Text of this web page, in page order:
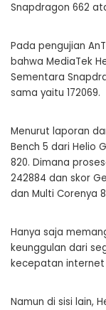
Snapdragon 662
Pada pengujian
bahwa MediaTek
Sementara
sama yaitu 172069.
Menurut laporan
Bench 5 dari Helio
820. Dimana
242884 dan skor
dan Multi Corenya
Hanya saja
keunggulan dari
kecepatan internet
Namun di sisi lain,